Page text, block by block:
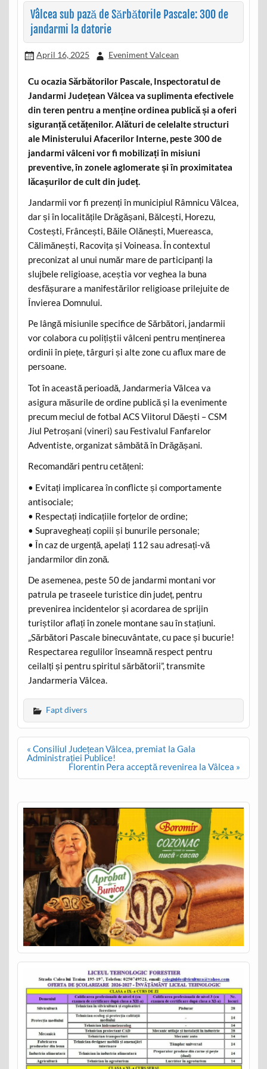
Vâlcea sub pază de Sărbătorile Pascale: 300 de
jandarmi la datorie
April 16, 2025 Eveniment Valcean
Cu ocazia Sărbătorilor Pascale, Inspectoratul de
Jandarmi Județean Vâlcea va suplimenta efectivele
din teren pentru a menține ordinea publică și a oferi
siguranță cetățenilor. Alături de celelalte structuri
ale Ministerului Afacerilor Interne, peste 300 de
jandarmi vâlceni vor fi mobilizați în misiuni
preventive, în zonele aglomerate și în proximitatea
lăcașurilor de cult din județ.
Jandarmii vor fi prezenți în municipiul Râmnicu Vâlcea,
dar și în localitățile Drăgășani, Bălcești, Horezu,
Costești, Frâncești, Băile Olănești, Muereasca,
Călimănești, Racovița și Voineasa. În contextul
preconizat al unui număr mare de participanți la
slujbele religioase, aceștia vor veghea la buna
desfășurare a manifestărilor religioase prilejuite de
Învierea Domnului.
Pe lângă misiunile specifice de Sărbători, jandarmii
vor colabora cu polițiștii vâlceni pentru menținerea
ordinii în piețe, târguri și alte zone cu aflux mare de
persoane.
Tot în această perioadă, Jandarmeria Vâlcea va
asigura măsurile de ordine publică și la evenimente
precum meciul de fotbal ACS Viitorul Dăești – CSM
Jiul Petroșani (vineri) sau Festivalul Fanfarelor
Adventiste, organizat sâmbătă în Drăgășani.
Recomandări pentru cetățeni:
• Evitați implicarea în conflicte și comportamente
antisociale;
• Respectați indicațiile forțelor de ordine;
• Supravegheați copiii și bunurile personale;
• În caz de urgență, apelați 112 sau adresați-vă
jandarmilor din zonă.
De asemenea, peste 50 de jandarmi montani vor
patrula pe traseele turistice din județ, pentru
prevenirea incidentelor și acordarea de sprijin
turiștilor aflați în zonele montane sau în stațiuni.
„Sărbători Pascale binecuvântate, cu pace și bucurie!
Respectarea regulilor înseamnă respect pentru
ceilalți și pentru spiritul sărbătorii”, transmite
Jandarmeria Vâlcea.
Fapt divers
Post
navigation
« Consiliul Județean Vâlcea, premiat la Gala
Administrației Publice!
Florentin Pera acceptă revenirea la Vâlcea »